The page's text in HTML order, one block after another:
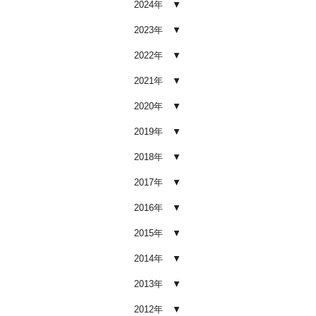
車内クリーニング業者の選び方｜
つのポイント
2026.02.02
果を感じない人が見落としている3
つの原因
自分でできる？プロに頼むべき境
2026.01.05
【2026年版】車内の臭いが取れな
ビ別の正しい対処法
2026.01.04
どこまでやるべき？目的別おすす
め内容と費用目安
2024年
2023年
2022年
2021年
2020年
2019年
2018年
2017年
2016年
2015年
2014年
2013年
2012年